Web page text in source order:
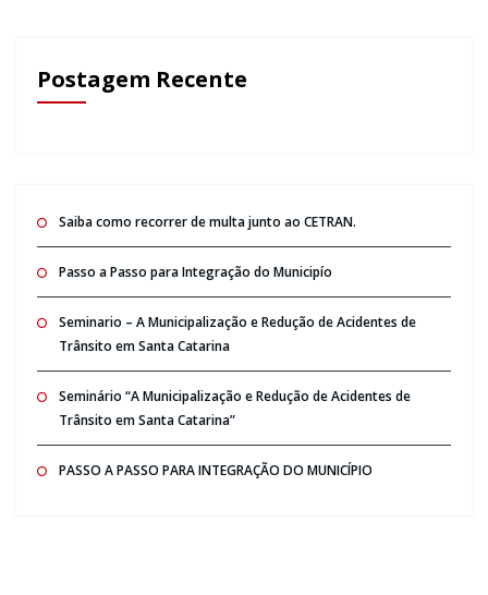
Postagem Recente
Saiba como recorrer de multa junto ao CETRAN.
Passo a Passo para Integração do Municipío
Seminario – A Municipalização e Redução de Acidentes de
Trânsito em Santa Catarina
Seminário “A Municipalização e Redução de Acidentes de
Trânsito em Santa Catarina”
PASSO A PASSO PARA INTEGRAÇÃO DO MUNICÍPIO